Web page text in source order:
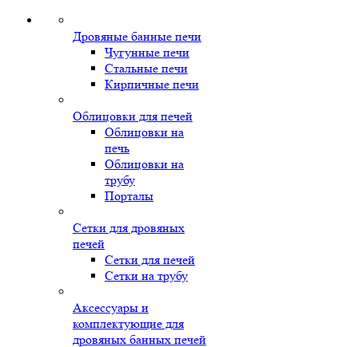
Дровяные банные печи
Чугунные печи
Стальные печи
Кирпичные печи
Облицовки для печей
Облицовки на
печь
Облицовки на
трубу
Порталы
Сетки для дровяных
печей
Сетки для печей
Сетки на трубу
Аксессуары и
комплектующие для
дровяных банных печей